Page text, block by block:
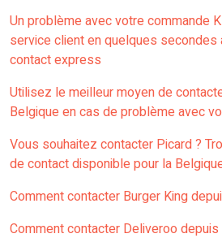
Un problème avec votre commande
service client en quelques secondes
contact express
Utilisez le meilleur moyen de
Belgique en cas de problème avec
Vous souhaitez contacter Picard ?
de contact disponible pour la
Comment contacter Burger King
Comment contacter Deliveroo